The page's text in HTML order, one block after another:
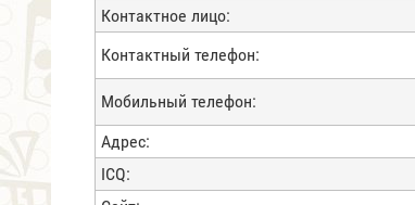
Контактное лицо:
Контактный телефон:
Мобильный телефон:
Адрес:
ICQ: